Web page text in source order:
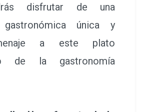
disfrutar de una
gastronómica única y
a este plato
de la gastronomía